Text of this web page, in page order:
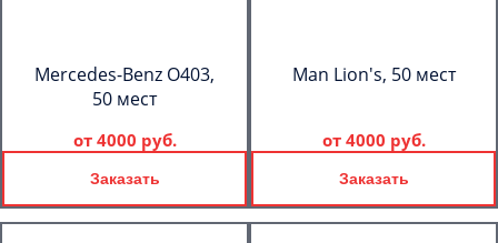
Mercedes-Benz О403,
50 мест
от 4000 руб.
Заказать
Man Lion's, 50 мест
от 4000 руб.
Заказать